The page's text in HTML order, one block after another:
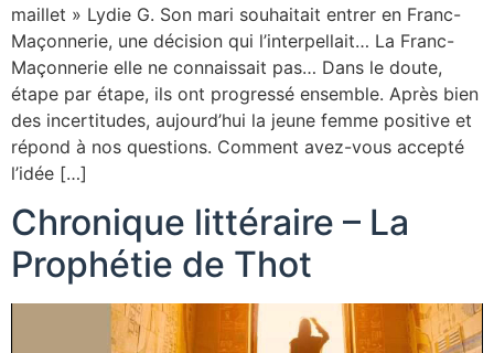
maillet » Lydie G. Son mari souhaitait entrer en Franc-
Maçonnerie, une décision qui l’interpellait… La Franc-
Maçonnerie elle ne connaissait pas… Dans le doute,
étape par étape, ils ont progressé ensemble. Après bien
des incertitudes, aujourd’hui la jeune femme positive et
répond à nos questions. Comment avez-vous accepté
l’idée […]
Chronique littéraire – La
Prophétie de Thot